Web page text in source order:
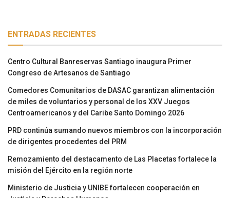
ENTRADAS RECIENTES
Centro Cultural Banreservas Santiago inaugura Primer
Congreso de Artesanos de Santiago
Comedores Comunitarios de DASAC garantizan alimentación
de miles de voluntarios y personal de los XXV Juegos
Centroamericanos y del Caribe Santo Domingo 2026
PRD continúa sumando nuevos miembros con la incorporación
de dirigentes procedentes del PRM
Remozamiento del destacamento de Las Placetas fortalece la
misión del Ejército en la región norte
Ministerio de Justicia y UNIBE fortalecen cooperación en